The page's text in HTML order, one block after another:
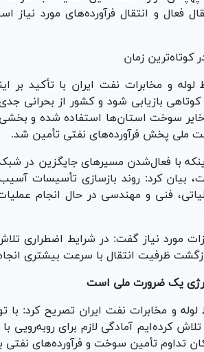
فعال و انتقال فرآورده‌های مورد
کوتاه‌ترین زمان
و مخابرات نفت ایران با تأکید
بازیابی شود و کشور از بحرانی
سوخت استان‌ها استفاده شده و
ملی پخش فرآورده‌های نفتی تأمین شد.
اینکه با فعال‌شدن مسیر‌های جایگزین در
بیان کرد: روند بازسازی تأسیسات
فنی و مهندسی در حال انجام
مورد نیاز گفت: در شرایط اضطراری
ظرفیت انتقال با سرعت بیشتری
یک ضرورت ملی است
و مخابرات نفت ایران تصریح کرد: با
تلاش کرده‌ایم آمادگی لازم برای
تداوم تأمین سوخت و فرآورده‌های نفتی